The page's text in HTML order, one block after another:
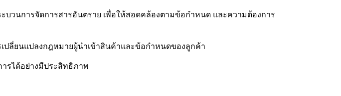
นการจัดการสารอันตราย เพื่อให้สอดคล้องตามข้อกำหนด และความต้องการ
ลี่ยนแปลงกฎหมายผู้นำเข้าสินค้าและข้อกำหนดของลูกค้า
รได้อย่างมีประสิทธิภาพ